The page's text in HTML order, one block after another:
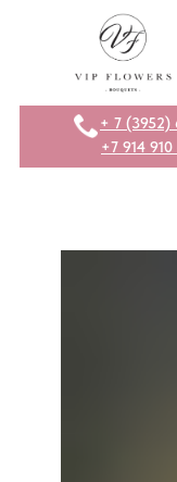
+7 914
+ 7 (3952)